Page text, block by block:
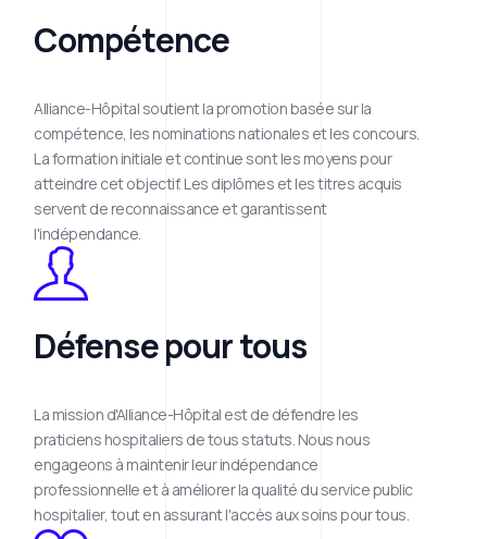
Compétence
Alliance-Hôpital soutient la promotion basée sur la
compétence, les nominations nationales et les concours.
La formation initiale et continue sont les moyens pour
atteindre cet objectif. Les diplômes et les titres acquis
servent de reconnaissance et garantissent
l'indépendance.
Défense pour tous
La mission d'Alliance-Hôpital est de défendre les
praticiens hospitaliers de tous statuts. Nous nous
engageons à maintenir leur indépendance
professionnelle et à améliorer la qualité du service public
hospitalier, tout en assurant l'accès aux soins pour tous.